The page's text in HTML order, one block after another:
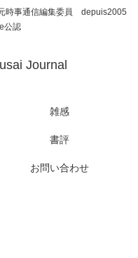
時事通信編集委員 depuis2005
公認
Journal
雑感
書評
お問い合わせ